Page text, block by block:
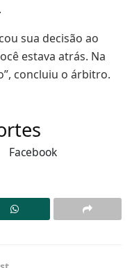
sua decisão ao
estava atrás. Na
concluiu o árbitro.
Facebook